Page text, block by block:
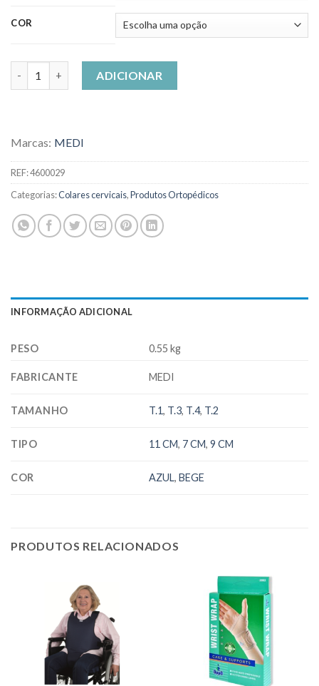
COR
ADICIONAR
Marcas: MEDI
REF:4600029
Categorias:Colares cervicais,Produtos Ortopédicos
INFORMAÇÃO ADICIONAL
PESO 0.55 kg
FABRICANTE MEDI
TAMANHO T.1, T.3, T.4, T.2
TIPO 11 CM, 7 CM,9 CM
COR AZUL,BEGE
PRODUTOS RELACIONADOS